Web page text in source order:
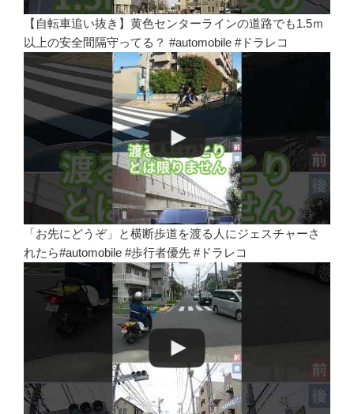
【自転車追い抜き】黄色センターラインの道路でも1.5ｍ
以上の安全間隔守ってる？ #automobile #ドラレコ
「お先にどうぞ」と横断歩道を渡る人にジェスチャーさ
れたら#automobile #歩行者優先 #ドラレコ